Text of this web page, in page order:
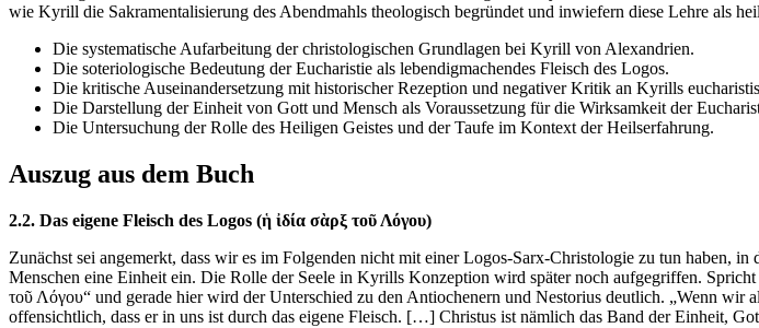
wie Kyrill die Sakramentalisierung des Abendmahls theologisch begründet und inwiefern diese Lehre als
Die systematische Aufarbeitung der christologischen Grundlagen bei Kyrill von Alexandrien.
Die soteriologische Bedeutung der Eucharistie als lebendigmachendes Fleisch des Logos.
Die kritische Auseinandersetzung mit historischer Rezeption und negativer Kritik an Kyrills
Die Darstellung der Einheit von Gott und Mensch als Voraussetzung für die Wirksamkeit der
Die Untersuchung der Rolle des Heiligen Geistes und der Taufe im Kontext der Heilserfahrung.
Auszug aus dem Buch
2.2. Das eigene Fleisch des Logos (ἡ ἰδία σὰρξ τοῦ Λόγου)
Zunächst sei angemerkt, dass wir es im Folgenden nicht mit einer Logos-Sarx-Christologie zu tun haben,
Menschen eine Einheit ein. Die Rolle der Seele in Kyrills Konzeption wird später noch aufgegriffen.
τοῦ Λόγου“ und gerade hier wird der Unterschied zu den Antiochenern und Nestorius deutlich. „Wenn
offensichtlich, dass er in uns ist durch das eigene Fleisch. […] Christus ist nämlich das Band der Einheit,